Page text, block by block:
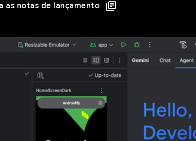
as notas de lançamento